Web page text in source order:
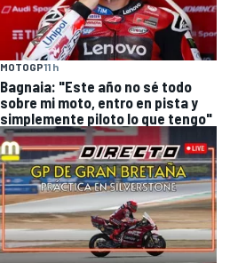
MOTOGP11 h
Bagnaia: "Este año no sé todo
sobre mi moto, entro en pista y
simplemente piloto lo que tengo"